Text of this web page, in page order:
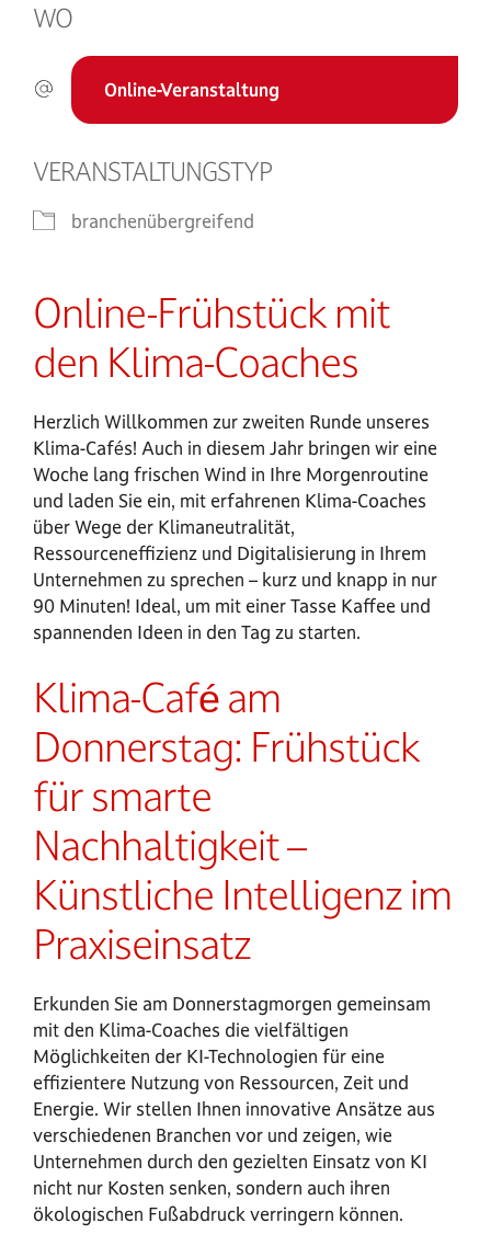
WO
Online-Veranstaltung
VERANSTALTUNGSTYP
branchenübergreifend
Online-Frühstück mit
den Klima-Coaches
Herzlich Willkommen zur zweiten Runde unseres
Klima-Cafés! Auch in diesem Jahr bringen wir eine
Woche lang frischen Wind in Ihre Morgenroutine
und laden Sie ein, mit erfahrenen Klima-Coaches
über Wege der Klimaneutralität,
Ressourceneffizienz und Digitalisierung in Ihrem
Unternehmen zu sprechen – kurz und knapp in nur
90 Minuten! Ideal, um mit einer Tasse Kaffee und
spannenden Ideen in den Tag zu starten.
Klima-Café am
Donnerstag: Frühstück
für smarte
Nachhaltigkeit –
Künstliche Intelligenz im
Praxiseinsatz
Erkunden Sie am Donnerstagmorgen gemeinsam
mit den Klima-Coaches die vielfältigen
Möglichkeiten der KI-Technologien für eine
effizientere Nutzung von Ressourcen, Zeit und
Energie. Wir stellen Ihnen innovative Ansätze aus
verschiedenen Branchen vor und zeigen, wie
Unternehmen durch den gezielten Einsatz von KI
nicht nur Kosten senken, sondern auch ihren
ökologischen Fußabdruck verringern können.